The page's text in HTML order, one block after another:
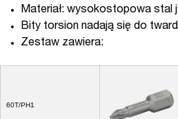
Materiał: wysokostopowa stal
Bity torsion nadają się do
Zestaw zawiera:
60T/PH1